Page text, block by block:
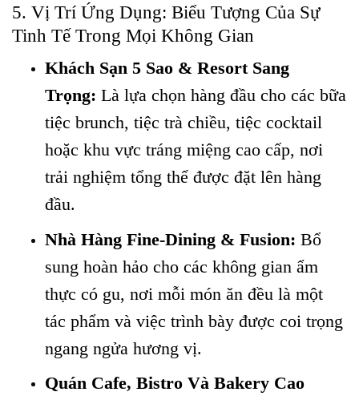
5. Vị Trí Ứng Dụng: Biểu Tượng Của Sự
Tinh Tế Trong Mọi Không Gian
Khách Sạn 5 Sao & Resort Sang
Trọng: Là lựa chọn hàng đầu cho các bữa
tiệc brunch, tiệc trà chiều, tiệc cocktail
hoặc khu vực tráng miệng cao cấp, nơi
trải nghiệm tổng thể được đặt lên hàng
đầu.
Nhà Hàng Fine-Dining & Fusion: Bổ
sung hoàn hảo cho các không gian ẩm
thực có gu, nơi mỗi món ăn đều là một
tác phẩm và việc trình bày được coi trọng
ngang ngửa hương vị.
Quán Cafe, Bistro Và Bakery Cao